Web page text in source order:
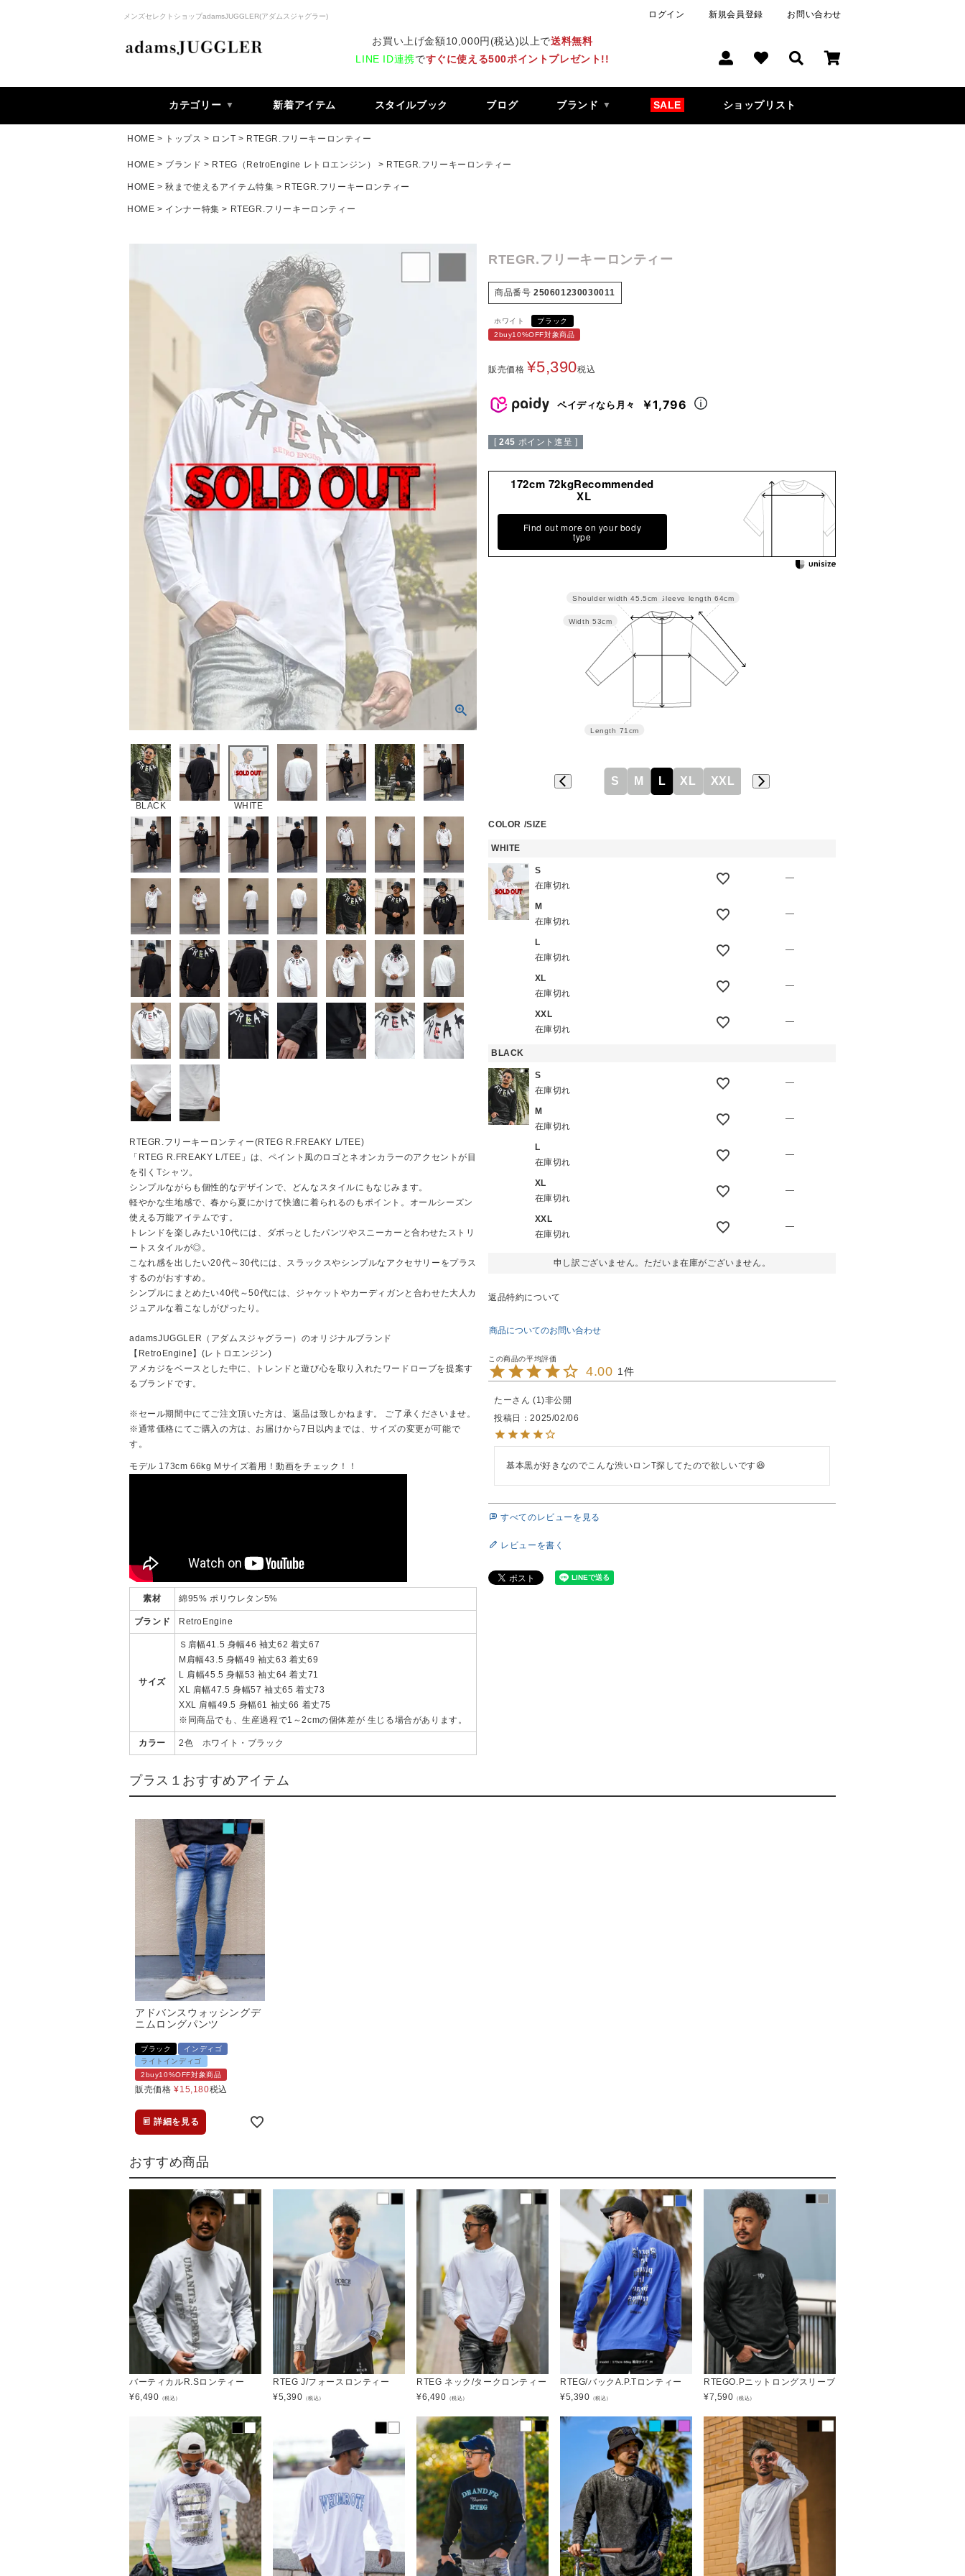
メンズセレクトショップadamsJUGGLER(アダムスジャグラー) ログイン 新規会員登録 お問い合わせ
お買い上げ金額10,000円(税込)以上で送料無料
LINE ID連携ですぐに使える500ポイントプレゼント!!
カテゴリー 新着アイテム スタイルブック ブログ ブランド SALE ショップリスト
HOME トップス ロンT RTEGR.フリーキーロンティー
HOME ブランド RTEG（RetroEngine レトロエンジン） RTEGR.フリーキーロンティー
HOME 秋まで使えるアイテム特集 RTEGR.フリーキーロンティー
HOME インナー特集 RTEGR.フリーキーロンティー
BLACK WHITE
RTEGR.フリーキーロンティー(RTEG R.FREAKY L/TEE)
「RTEG R.FREAKY L/TEE」は、ペイント風のロゴとネオンカラーのアクセントが目
を引くTシャツ。
シンプルながらも個性的なデザインで、どんなスタイルにもなじみます。
軽やかな生地感で、春から夏にかけて快適に着られるのもポイント。オールシーズン
使える万能アイテムです。
トレンドを楽しみたい10代には、ダボっとしたパンツやスニーカーと合わせたストリ
ートスタイルが◎。
こなれ感を出したい20代～30代には、スラックスやシンプルなアクセサリーをプラス
するのがおすすめ。
シンプルにまとめたい40代～50代には、ジャケットやカーディガンと合わせた大人カ
ジュアルな着こなしがぴったり。
adamsJUGGLER（アダムスジャグラー）のオリジナルブランド
【RetroEngine】(レトロエンジン)
アメカジをベースとした中に、トレンドと遊び心を取り入れたワードローブを提案す
るブランドです。
※セール期間中にてご注文頂いた方は、返品は致しかねます。 ご了承くださいませ。
※通常価格にてご購入の方は、お届けから7日以内までは、サイズの変更が可能で
す。
モデル 173cm 66kg Mサイズ着用！動画をチェック！！
素材 綿95% ポリウレタン5%
ブランド RetroEngine
サイズ
Ｓ肩幅41.5 身幅46 袖丈62 着丈67
M肩幅43.5 身幅49 袖丈63 着丈69
L 肩幅45.5 身幅53 袖丈64 着丈71
XL 肩幅47.5 身幅57 袖丈65 着丈73
XXL 肩幅49.5 身幅61 袖丈66 着丈75
※同商品でも、生産過程で1～2cmの個体差が 生じる場合があります。
カラー 2色 ホワイト・ブラック
RTEGR.フリーキーロンティー
商品番号 250601230030011
ホワイト
ブラック
2buy10%OFF対象商品
販売価格 ¥5,390税込
ペイディなら月々 ￥1,796
[ 245 ポイント進呈 ]
172cm 72kgRecommended
XL
Find out more on your body
type
Sleeve length 64cm
Length 71cm
Width 53cm
Shoulder width 45.5cm
S M L XL XXL
COLOR SIZE
WHITE
S
在庫切れ
—
M
在庫切れ
—
L
在庫切れ
—
XL
在庫切れ
—
XXL
在庫切れ
—
BLACK
S
在庫切れ
—
M
在庫切れ
—
L
在庫切れ
—
XL
在庫切れ
—
XXL
在庫切れ
—
申し訳ございません。ただいま在庫がございません。
返品特約について
商品についてのお問い合わせ
4.00 1
たー 1 非公開
投稿日
2025/02/06
基本黒が好きなのでこんな渋いロンT探してたので欲しいです😆
すべてのレビューを見る
レビューを書く
プラス１おすすめアイテム
アドバンスウォッシングデ
ニムロングパンツ
ブラック
インディゴ
ライトインディゴ
2buy10%OFF対象商品
販売価格 ¥15,180税込
詳細を見る
おすすめ商品
バーティカルR.Sロンティー
¥6,490 （税込）
RTEG J/フォースロンティー
¥5,390 （税込）
RTEG ネック/タークロンティー
¥6,490 （税込）
RTEG/バックA.P.Tロンティー
¥5,390 （税込）
RTEGO.Pニットロングスリーブ
¥7,590 （税込）